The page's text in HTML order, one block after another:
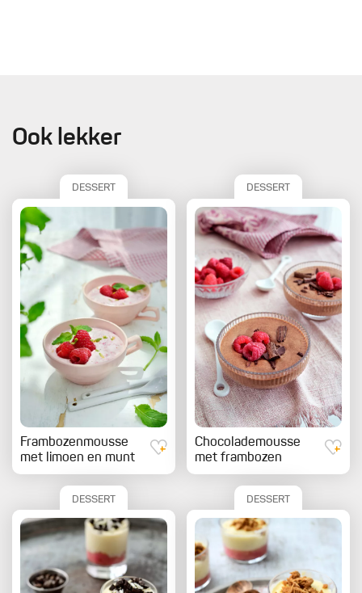
Ook lekker
DESSERT
Frambozenmousse
met limoen en munt
DESSERT
Chocolademousse
met frambozen
DESSERT DESSERT